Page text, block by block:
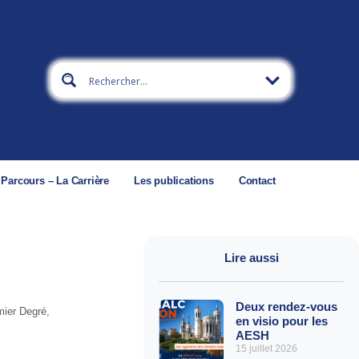
– La Carrière Les publications Contact
Degré,
Lire aussi
Deux rendez-vous
en visio pour les
AESH
15 juillet 2026